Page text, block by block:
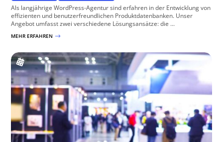
Als langjährige WordPress-Agentur sind erfahren in der Entwicklung von
effizienten und benutzerfreundlichen Produktdatenbanken. Unser
Angebot umfasst zwei verschiedene Lösungsansätze: die ...
MEHR ERFAHREN $